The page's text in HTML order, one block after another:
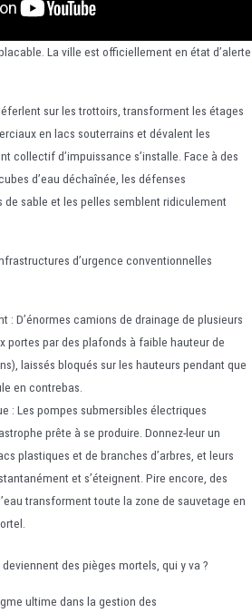
La ville est officiellement en état d’alerte
sur les trottoirs, transforment les étages
en lacs souterrains et dévalent les
collectif d’impuissance s’installe. Face à des
d’eau déchaînée, les défenses
sable et les pelles semblent ridiculement
d’urgence conventionnelles
: D’énormes camions de drainage de plusieurs
portes par des plafonds à faible hauteur de
laissés bloqués sur les hauteurs pendant que
en contrebas.
: Les pompes submersibles électriques
prête à se produire. Donnez-leur un
plastiques et de branches d’arbres, et leurs
et s’éteignent. Pire encore, des
transforment toute la zone de sauvetage en
des pièges mortels, qui y va ?
ultime dans la gestion des